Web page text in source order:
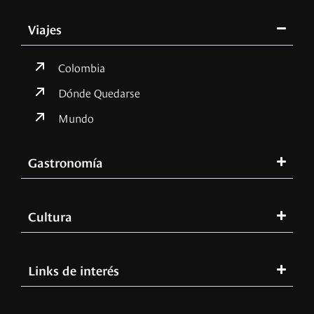
Viajes
Colombia
Dónde Quedarse
Mundo
Gastronomía
Cultura
Links de interés